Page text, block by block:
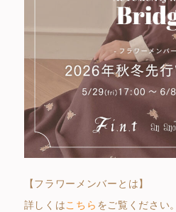
【フラワーメンバーとは】
詳しくはこちら をご覧ください。